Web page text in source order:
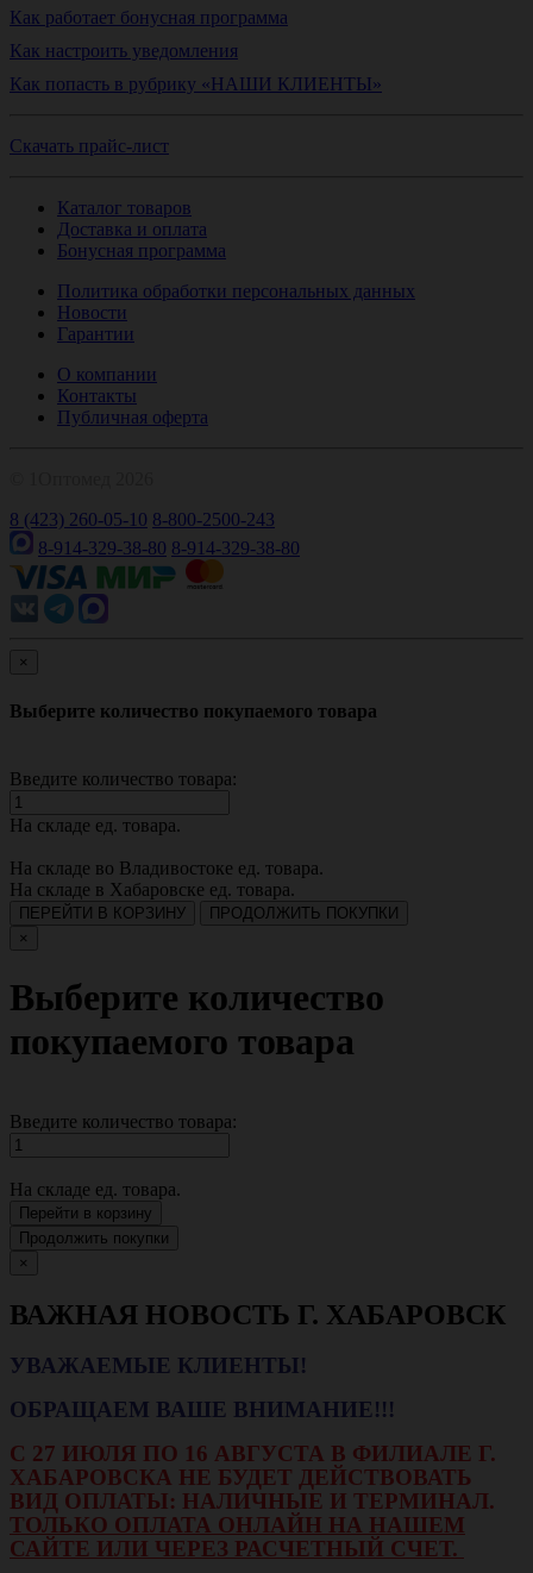
Как работает бонусная программа
Как настроить уведомления
Как попасть в рубрику «НАШИ КЛИЕНТЫ»
Скачать прайс-лист
Каталог товаров
Доставка и оплата
Бонусная программа
Политика обработки персональных данных
Новости
Гарантии
О компании
Контакты
Публичная оферта
8 (423) 260-05-10 8-800-2500-243
8-914-329-38-80 8-914-329-38-80
×
Выберите количество покупаемого товара
Введите количество товара:
На складе ед. товара.
На складе во Владивостоке ед. товара.
На складе в Хабаровске ед. товара.
ПЕРЕЙТИ В КОРЗИНУ
ПРОДОЛЖИТЬ ПОКУПКИ
×
Выберите количество
покупаемого товара
Введите количество товара:
На складе ед. товара.
Перейти в корзину
Продолжить покупки
×
ВАЖНАЯ НОВОСТЬ Г. ХАБАРОВСК
УВАЖАЕМЫЕ КЛИЕНТЫ!
ОБРАЩАЕМ ВАШЕ ВНИМАНИЕ!!!
С 27 ИЮЛЯ ПО 16 АВГУСТА В ФИЛИАЛЕ Г.
ХАБАРОВСКА НЕ БУДЕТ ДЕЙСТВОВАТЬ
ВИД ОПЛАТЫ: НАЛИЧНЫЕ И ТЕРМИНАЛ.
ТОЛЬКО ОПЛАТА ОНЛАЙН НА НАШЕМ
САЙТЕ ИЛИ ЧЕРЕЗ РАСЧЕТНЫЙ СЧЕТ.